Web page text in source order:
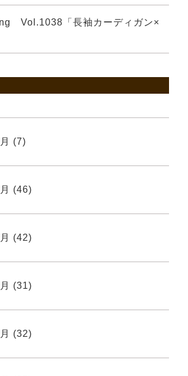
Vol.1038「長袖カーディガン×
(7)
(46)
(42)
(31)
(32)